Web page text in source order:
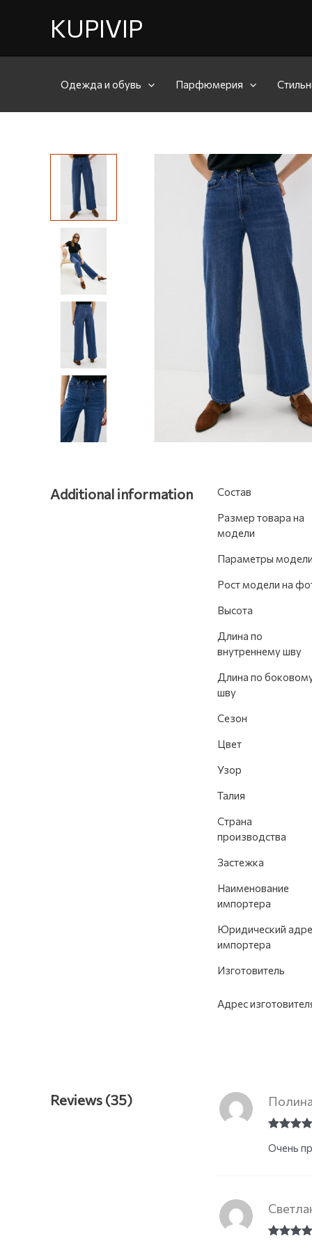
KUPIVIP
Одежда и обувь Парфюмерия
Additional information Состав
Размер товара на
модели
Параметры модели
Рост модели на
Высота
Длина по
внутреннему шву
Длина по
шву
Сезон
Цвет
Узор
Талия
Страна
производства
Застежка
Наименование
импортера
Юридический
импортера
Изготовитель
Адрес
Reviews (35)
of 5
Полина
Очень